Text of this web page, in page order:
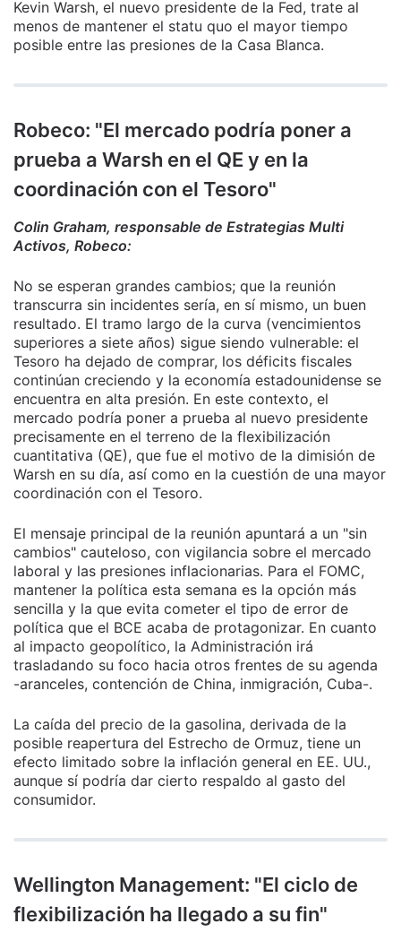
Kevin Warsh, el nuevo presidente de la Fed, trate al
menos de mantener el statu quo el mayor tiempo
posible entre las presiones de la Casa Blanca.
Robeco: "El mercado podría poner a
prueba a Warsh en el QE y en la
coordinación con el Tesoro"
Colin Graham, responsable de Estrategias Multi
Activos, Robeco:
No se esperan grandes cambios; que la reunión
transcurra sin incidentes sería, en sí mismo, un buen
resultado. El tramo largo de la curva (vencimientos
superiores a siete años) sigue siendo vulnerable: el
Tesoro ha dejado de comprar, los déficits fiscales
continúan creciendo y la economía estadounidense se
encuentra en alta presión. En este contexto, el
mercado podría poner a prueba al nuevo presidente
precisamente en el terreno de la flexibilización
cuantitativa (QE), que fue el motivo de la dimisión de
Warsh en su día, así como en la cuestión de una mayor
coordinación con el Tesoro.
El mensaje principal de la reunión apuntará a un "sin
cambios" cauteloso, con vigilancia sobre el mercado
laboral y las presiones inflacionarias. Para el FOMC,
mantener la política esta semana es la opción más
sencilla y la que evita cometer el tipo de error de
política que el BCE acaba de protagonizar. En cuanto
al impacto geopolítico, la Administración irá
trasladando su foco hacia otros frentes de su agenda
-aranceles, contención de China, inmigración, Cuba-.
La caída del precio de la gasolina, derivada de la
posible reapertura del Estrecho de Ormuz, tiene un
efecto limitado sobre la inflación general en EE. UU.,
aunque sí podría dar cierto respaldo al gasto del
consumidor.
Wellington Management: "El ciclo de
flexibilización ha llegado a su fin"